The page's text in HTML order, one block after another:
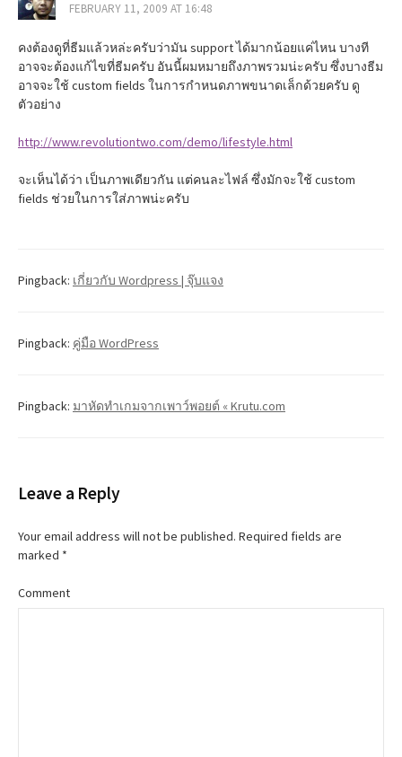
i
o
n
FEBRUARY 11, 2009 AT 16:48
คงต้องดูที่ธีมแล้วหล่ะครับว่ามัน support ได้มากน้อยแค่ไหน บางที
อาจจะต้องแก้ไขที่ธีมครับ อันนี้ผมหมายถึงภาพรวมน่ะครับ ซึ่งบางธีม
อาจจะใช้ custom fields ในการกำหนดภาพขนาดเล็กด้วยครับ ดู
ตัวอย่าง
http://www.revolutiontwo.com/demo/lifestyle.html
จะเห็นได้ว่า เป็นภาพเดียวกัน แต่คนละไฟล์ ซึ่งมักจะใช้ custom
fields ช่วยในการใส่ภาพน่ะครับ
Pingback: เกี่ยวกับ Wordpress | จุ๊บแจง
Pingback: คู่มือ WordPress
Pingback: มาหัดทำเกมจากเพาว์พอยต์ « Krutu.com
Leave a Reply
Your email address will not be published. Required fields are
marked *
Comment